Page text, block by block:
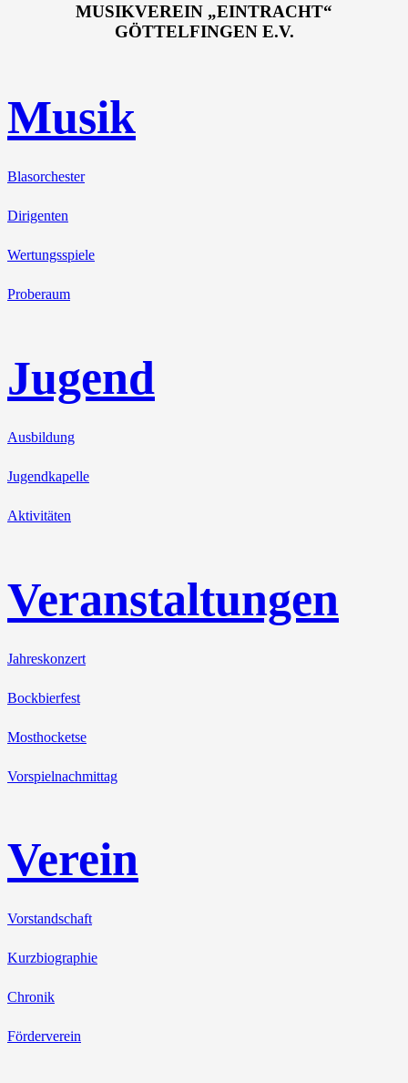
MUSIKVEREIN „EINTRACHT“
GÖTTELFINGEN E.V.
Musik
Blasorchester
Dirigenten
Wertungsspiele
Proberaum
Jugend
Ausbildung
Jugendkapelle
Aktivitäten
Veranstaltungen
Jahreskonzert
Bockbierfest
Mosthocketse
Vorspielnachmittag
Verein
Vorstandschaft
Kurzbiographie
Chronik
Förderverein